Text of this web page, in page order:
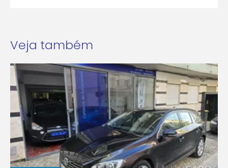
Veja também